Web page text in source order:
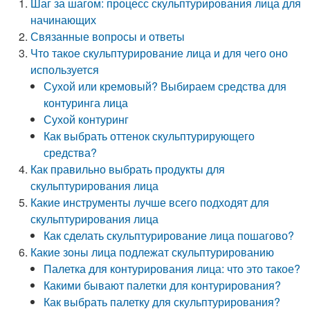
начинающих
Связанные вопросы и ответы
Что такое скульптурирование лица и для чего оно
используется
Сухой или кремовый? Выбираем средства для
контуринга лица
Сухой контуринг
Как выбрать оттенок скульптурирующего
средства?
Как правильно выбрать продукты для
скульптурирования лица
Какие инструменты лучше всего подходят для
скульптурирования лица
Как сделать скульптурирование лица пошагово?
Какие зоны лица подлежат скульптурированию
Палетка для контурирования лица: что это такое?
Какими бывают палетки для контурирования?
Как выбрать палетку для скульптурирования?